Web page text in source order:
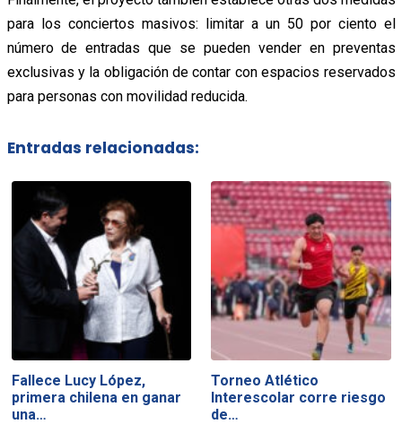
para los conciertos masivos: limitar a un 50 por ciento el
número de entradas que se pueden vender en preventas
exclusivas y la obligación de contar con espacios reservados
para personas con movilidad reducida.
Entradas relacionadas:
Fallece Lucy López,
primera chilena en ganar
una…
Torneo Atlético
Interescolar corre riesgo
de…